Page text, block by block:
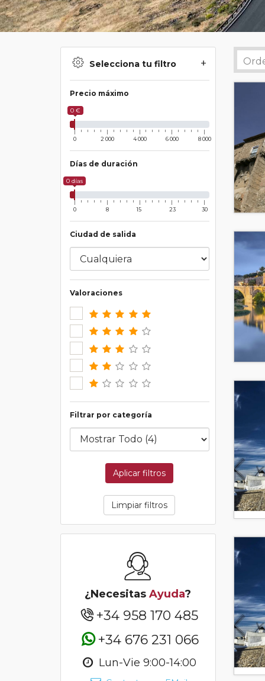
Selecciona tu filtro
Precio máximo
0 €
0 2 000 4 000 6 000 8 000
Días de duración
0 días
0 8 15 23 30
Ciudad de salida
Valoraciones
Filtrar por categoría
Aplicar filtros
Limpiar filtros
¿NecesitasAyuda?
+34 958 170 485
+34 676 231 066
Lun-Vie 9:00-14:00